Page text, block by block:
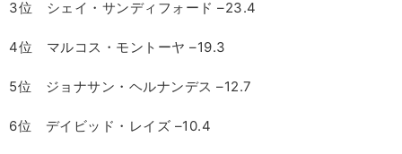
3位 シェイ・サンディフォード –23.4
4位 マルコス・モントーヤ –19.3
5位 ジョナサン・ヘルナンデス –12.7
6位 デイビッド・レイズ –10.4